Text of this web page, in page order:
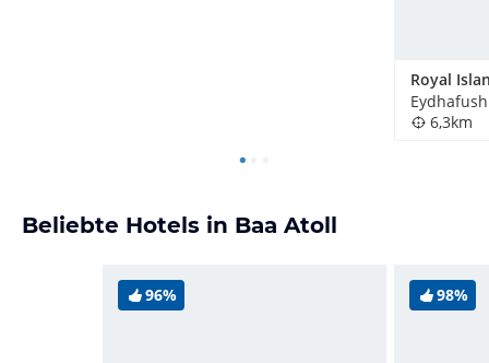
Royal
6,3km
Beliebte Hotels in Baa Atoll
96% 98%